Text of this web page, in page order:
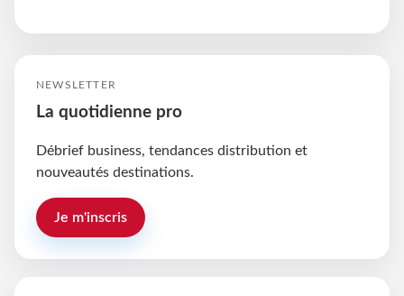
NEWSLETTER
La quotidienne pro
Débrief business, tendances distribution et
nouveautés destinations.
Je m'inscris